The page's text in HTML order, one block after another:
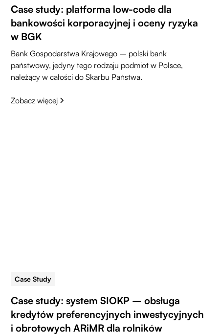
Case study: platforma low-code dla
bankowości korporacyjnej i oceny ryzyka
w BGK
Bank Gospodarstwa Krajowego – polski bank
państwowy, jedyny tego rodzaju podmiot w Polsce,
należący w całości do Skarbu Państwa.
Zobacz więcej
Case Study
Case study: system SIOKP – obsługa
kredytów preferencyjnych inwestycyjnych
i obrotowych ARiMR dla rolników